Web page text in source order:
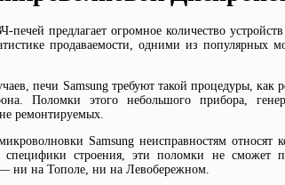
печей предлагает огромное количество
продаваемости, одними из популярных
печи Samsung требуют такой процедуры, как
Поломки этого небольшого прибора,
ремонтируемых.
Samsung неисправностям относят
специфики строения, эти поломки не
ни на Тополе, ни на Левобережном.